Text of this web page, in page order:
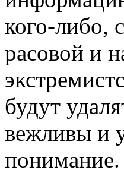
кого-либо,
расовой и
будут
вежливы и
понимание.